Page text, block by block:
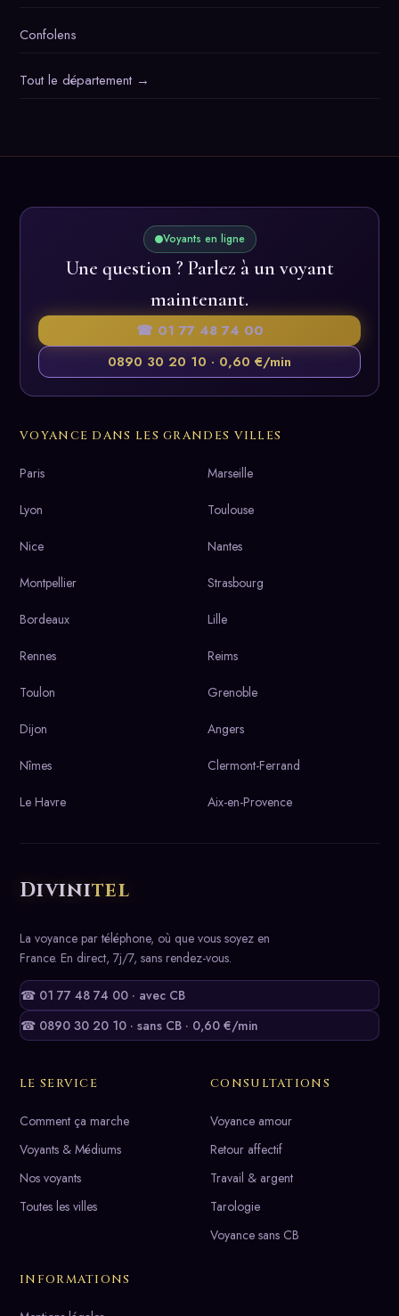
Confolens
Tout le département →
Voyants en ligne
Une question ? Parlez à un voyant
maintenant.
☎ 01 77 48 74 00
0890 30 20 10 · 0,60 €/min
VOYANCE DANS LES GRANDES VILLES
Paris Marseille
Lyon Toulouse
Nice Nantes
Montpellier Strasbourg
Bordeaux Lille
Rennes Reims
Toulon Grenoble
Dijon Angers
Nîmes Clermont-Ferrand
Le Havre Aix-en-Provence
Divinitel
La voyance par téléphone, où que vous soyez en
France. En direct, 7j/7, sans rendez-vous.
☎ 01 77 48 74 00 · avec CB
☎ 0890 30 20 10 · sans CB · 0,60 €/min
LE SERVICE
Comment ça marche
Voyants & Médiums
Nos voyants
Toutes les villes
CONSULTATIONS
Voyance amour
Retour affectif
Travail & argent
Tarologie
Voyance sans CB
INFORMATIONS